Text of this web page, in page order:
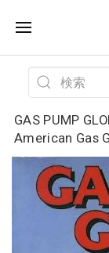
GAS PUMP
American Gas